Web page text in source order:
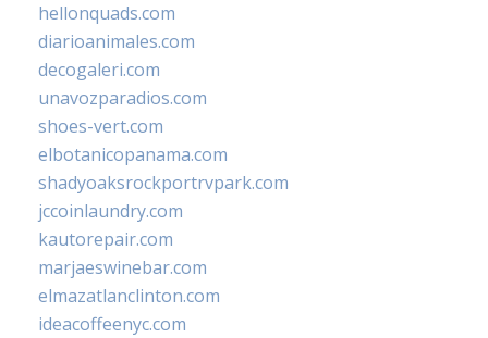
hellonquads.com
diarioanimales.com
decogaleri.com
unavozparadios.com
shoes-vert.com
elbotanicopanama.com
shadyoaksrockportrvpark.com
jccoinlaundry.com
kautorepair.com
marjaeswinebar.com
elmazatlanclinton.com
ideacoffeenyc.com